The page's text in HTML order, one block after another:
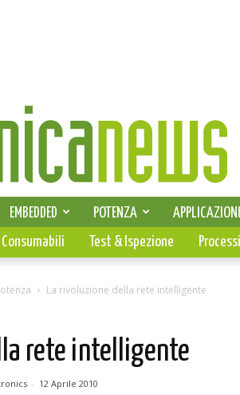
SELEZIONE DI ELETTRONICA
EMBEDDED POTENZA APPLICAZIONI
PCB
Consumabili Test & Ispezione
La rivoluzione della rete intelligente
rete intelligente
- 12 Aprile 2010